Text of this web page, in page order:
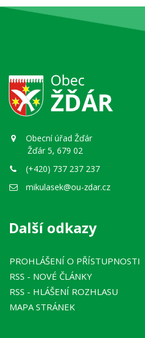
Obecní úřad Žďár
Žďár 5, 679 02
(+420) 737 237 237
mikulasek@ou-zdar.cz
Další odkazy
PROHLÁŠENÍ O PŘÍSTUPNOSTI
RSS - NOVÉ ČLÁNKY
RSS - HLÁŠENÍ ROZHLASU
MAPA STRÁNEK